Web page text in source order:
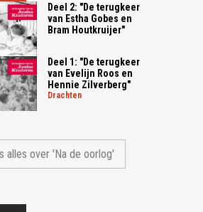
Deel 2: "De terugkeer
van Estha Gobes en
Bram Houtkruijer"
Deel 1: "De terugkeer
van Evelijn Roos en
Hennie Zilverberg"
drachten
alles over 'Na de oorlog'